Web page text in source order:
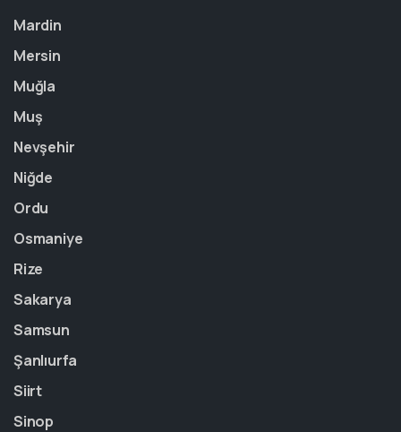
Mardin
Mersin
Muğla
Muş
Nevşehir
Niğde
Ordu
Osmaniye
Rize
Sakarya
Samsun
Şanlıurfa
Siirt
Sinop